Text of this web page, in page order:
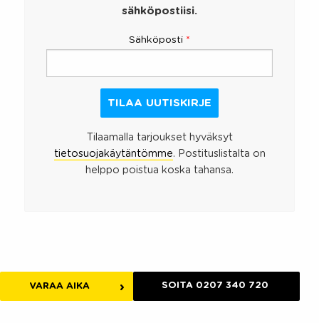
sähköpostiisi.
Sähköposti *
Tilaamalla tarjoukset hyväksyt
tietosuojakäytäntömme. Postituslistalta on
helppo poistua koska tahansa.
VARAA AIKA SOITA 0207 340 720